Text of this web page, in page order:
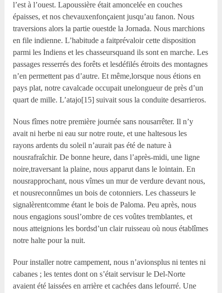
l’est à l’ouest. Lapoussière était amoncelée en couches
épaisses, et nos chevauxenfonçaient jusqu’au fanon. Nous
traversions alors la partie ouestde la Jornada. Nous marchions
en file indienne. L’habitude a faitprévaloir cette disposition
parmi les Indiens et les chasseursquand ils sont en marche. Les
passages resserrés des forêts et lesdéfilés étroits des montagnes
n’en permettent pas d’autre. Et même,lorsque nous étions en
pays plat, notre cavalcade occupait unelongueur de près d’un
quart de mille. L’atajo[15] suivait sous la conduite desarrieros.
Nous fîmes notre première journée sans nousarrêter. Il n’y
avait ni herbe ni eau sur notre route, et une haltesous les
rayons ardents du soleil n’aurait pas été de nature à
nousrafraîchir. De bonne heure, dans l’après-midi, une ligne
noire,traversant la plaine, nous apparut dans le lointain. En
nousrapprochant, nous vîmes un mur de verdure devant nous,
et nousreconnûmes un bois de cotonniers. Les chasseurs le
signalèrentcomme étant le bois de Paloma. Peu après, nous
nous engagions sousl’ombre de ces voûtes tremblantes, et
nous atteignions les bordsd’un clair ruisseau où nous établîmes
notre halte pour la nuit.
Pour installer notre campement, nous n’avionsplus ni tentes ni
cabanes ; les tentes dont on s’était servisur le Del-Norte
avaient été laissées en arrière et cachées dans lefourré. Une